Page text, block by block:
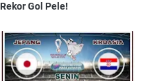
Rekor Gol Pele!